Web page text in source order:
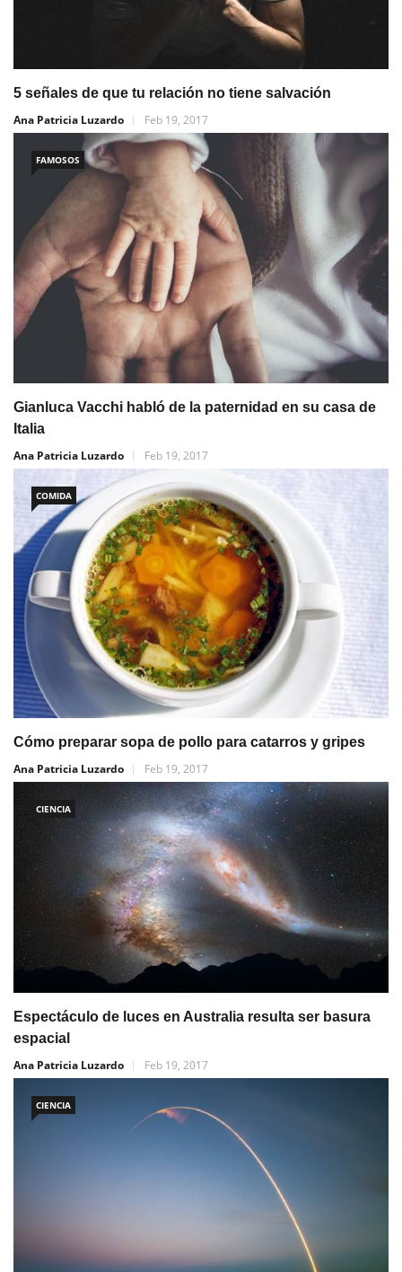
5 señales de que tu relación no tiene salvación
Ana Patricia Luzardo
Feb 19, 2017
FAMOSOS
Gianluca Vacchi habló de la paternidad en su casa de
Italia
Ana Patricia Luzardo
Feb 19, 2017
COMIDA
Cómo preparar sopa de pollo para catarros y gripes
Ana Patricia Luzardo
Feb 19, 2017
CIENCIA
Espectáculo de luces en Australia resulta ser basura
espacial
Ana Patricia Luzardo
Feb 19, 2017
CIENCIA